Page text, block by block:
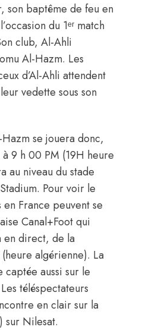
son baptême de feu en
du 1ᵉʳ match
club, Al-Ahli
Al-Hazm. Les
d’Al-Ahli attendent
vedette sous son
se jouera donc,
9 h 00 PM (19H heure
au niveau du stade
Pour voir le
France peuvent se
Canal+Foot qui
en direct, de la
algérienne). La
aussi sur le
téléspectateurs
en clair sur la
sur Nilesat.